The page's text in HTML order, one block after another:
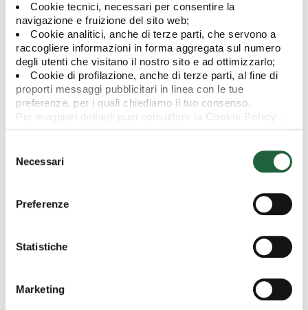
Cookie tecnici, necessari per consentire la
navigazione e fruizione del sito web;
Cookie analitici, anche di terze parti, che servono a
raccogliere informazioni in forma aggregata sul numero
degli utenti che visitano il nostro sito e ad ottimizzarlo;
Cookie di profilazione, anche di terze parti, al fine di
proporti messaggi pubblicitari in linea con le tue
preferenze, per i quali chiediamo il tuo consenso.
Per maggiori dettagli puoi consultare la Cookie Policy
"Rifiuta".
delNecessari
Preferenze
Statistiche
Marketing
Tutte le notizie
30/06/2026
Avviso agli azionisti: Modifica della Denominazione
Avviso agli azionisti
Avviso agli azionisti